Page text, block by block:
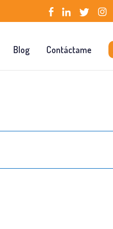
Blog Contáctame